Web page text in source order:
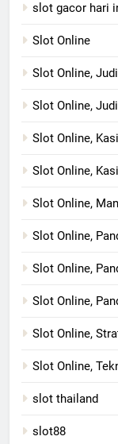
slot gacor hari
Slot Online
Slot Online,
Slot Online,
Slot Online,
Slot Online,
Slot Online,
Slot Online,
Slot Online,
Slot Online,
Slot Online,
Slot Online,
slot thailand
slot88